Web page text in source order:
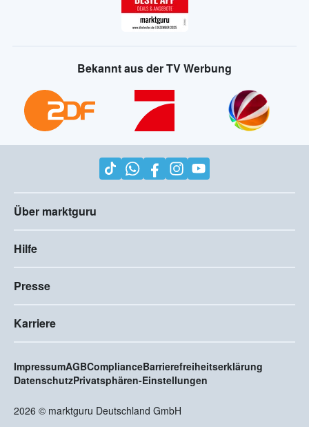
Bekannt aus der TV Werbung
Über marktguru
Hilfe
Presse
Karriere
ImpressumAGBComplianceBarrierefreiheitserklärung
DatenschutzPrivatsphären-Einstellungen
2026 © marktguru Deutschland GmbH